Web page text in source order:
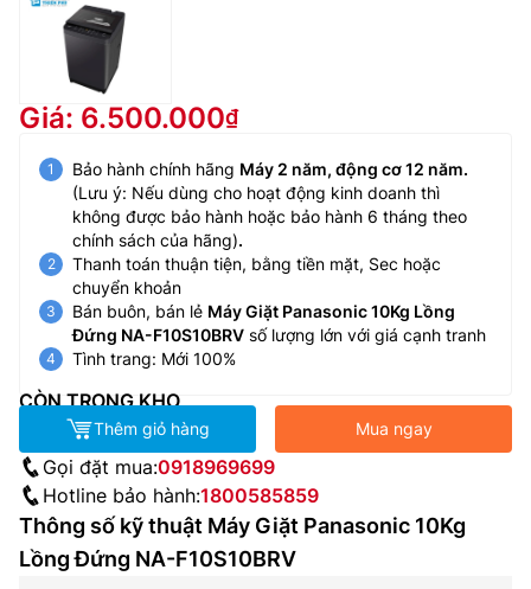
Giá: 6.500.000
Bảo hành chính hãng Máy 2 năm, động cơ 12 năm.
(Lưu ý: Nếu dùng cho hoạt động kinh doanh thì
không được bảo hành hoặc bảo hành 6 tháng theo
chính sách của hãng).
Thanh toán thuận tiện, bằng tiền mặt, Sec hoặc
chuyển khoản
Bán buôn, bán lẻ Máy Giặt Panasonic 10Kg Lồng
Đứng NA-F10S10BRV số lượng lớn với giá cạnh tranh
Tình trang: Mới 100%
CÒN TRONG KHO
Thêm giỏ hàng Mua ngay
Gọi đặt mua:0918969699
Hotline bảo hành:1800585859
Thông số kỹ thuật Máy Giặt Panasonic 10Kg
Lồng Đứng NA-F10S10BRV